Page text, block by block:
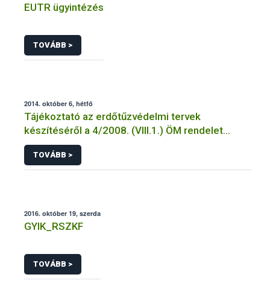
EUTR ügyintézés
TOVÁBB >
2014. október 6, hétfő
Tájékoztató az erdőtűzvédelmi tervek
készítéséről a 4/2008. (VIII.1.) ÖM rendelet
előírásai alapján
TOVÁBB >
2016. október 19, szerda
GYIK_RSZKF
TOVÁBB >